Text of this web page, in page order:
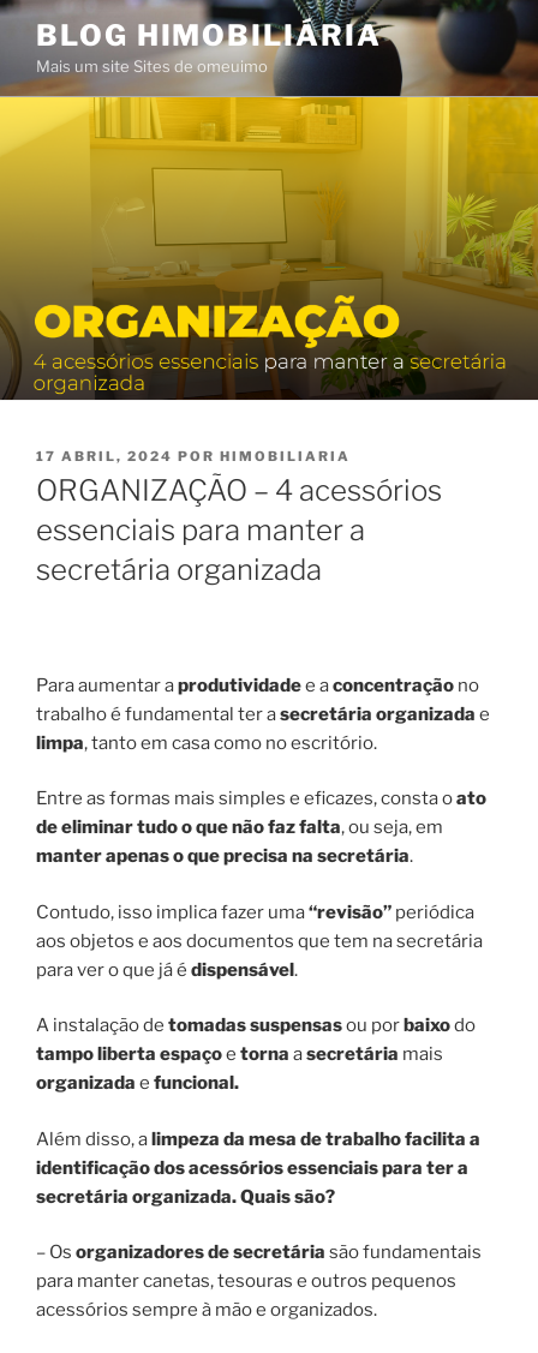
Saltar
conteúdo
BLOG HIMOBILIÁRIA
Mais um site Sites de omeuimo
PUBLICADO
EM
17 ABRIL, 2024 POR HIMOBILIARIA
ORGANIZAÇÃO – 4 acessórios
essenciais para manter a
secretária organizada
Para aumentar aprodutividadee aconcentração no
trabalho é fundamental ter asecretária organizada e
limpa, tanto em casa como no escritório.
Entre as formas mais simples e eficazes, consta oato
de eliminar tudo o que não faz falta, ou seja, em
manter apenas o que precisa na secretária.
Contudo, isso implica fazer uma“revisão” periódica
aos objetos e aos documentos que tem na secretária
para ver o que já é dispensável.
A instalação de tomadas suspensasou porbaixodo
tampoliberta espaçoe torna asecretária mais
organizada e funcional.
Além disso, alimpeza da mesa de trabalho facilita a
identificação dos acessórios essenciais para ter a
secretária organizada.Quais são?
– Os organizadores de secretária são fundamentais
para manter canetas, tesouras e outros pequenos
acessórios sempre à mão e organizados.